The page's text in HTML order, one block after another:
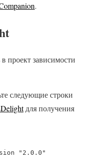
.
проект зависимости
следующие строки
для получения